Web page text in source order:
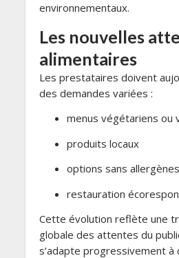
environnementaux.
Les nouvelles
alimentaires
Les prestataires doivent
des demandes variées :
menus végétariens ou
produits locaux
options sans allergènes
restauration
Cette évolution reflète une
globale des attentes du
s’adapte progressivement à